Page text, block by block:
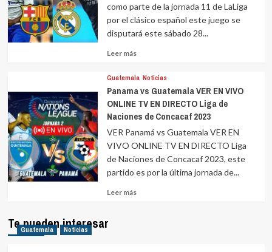
como parte de la jornada 11 de LaLiga
por el clásico español este juego se
disputará este sábado 28...
Leer másLeer
sobre
Guatemala Noticias
Panama vs Guatemala VER EN VIVO
ONLINE TV EN DIRECTO Liga de
Naciones de Concacaf 2023
VER Panamá vs Guatemala VER EN
VIVO ONLINE TV EN DIRECTO Liga
de Naciones de Concacaf 2023, este
partido es por la última jornada de...
Leer másLeer
Te pueden interesar
Guatemala Noticias